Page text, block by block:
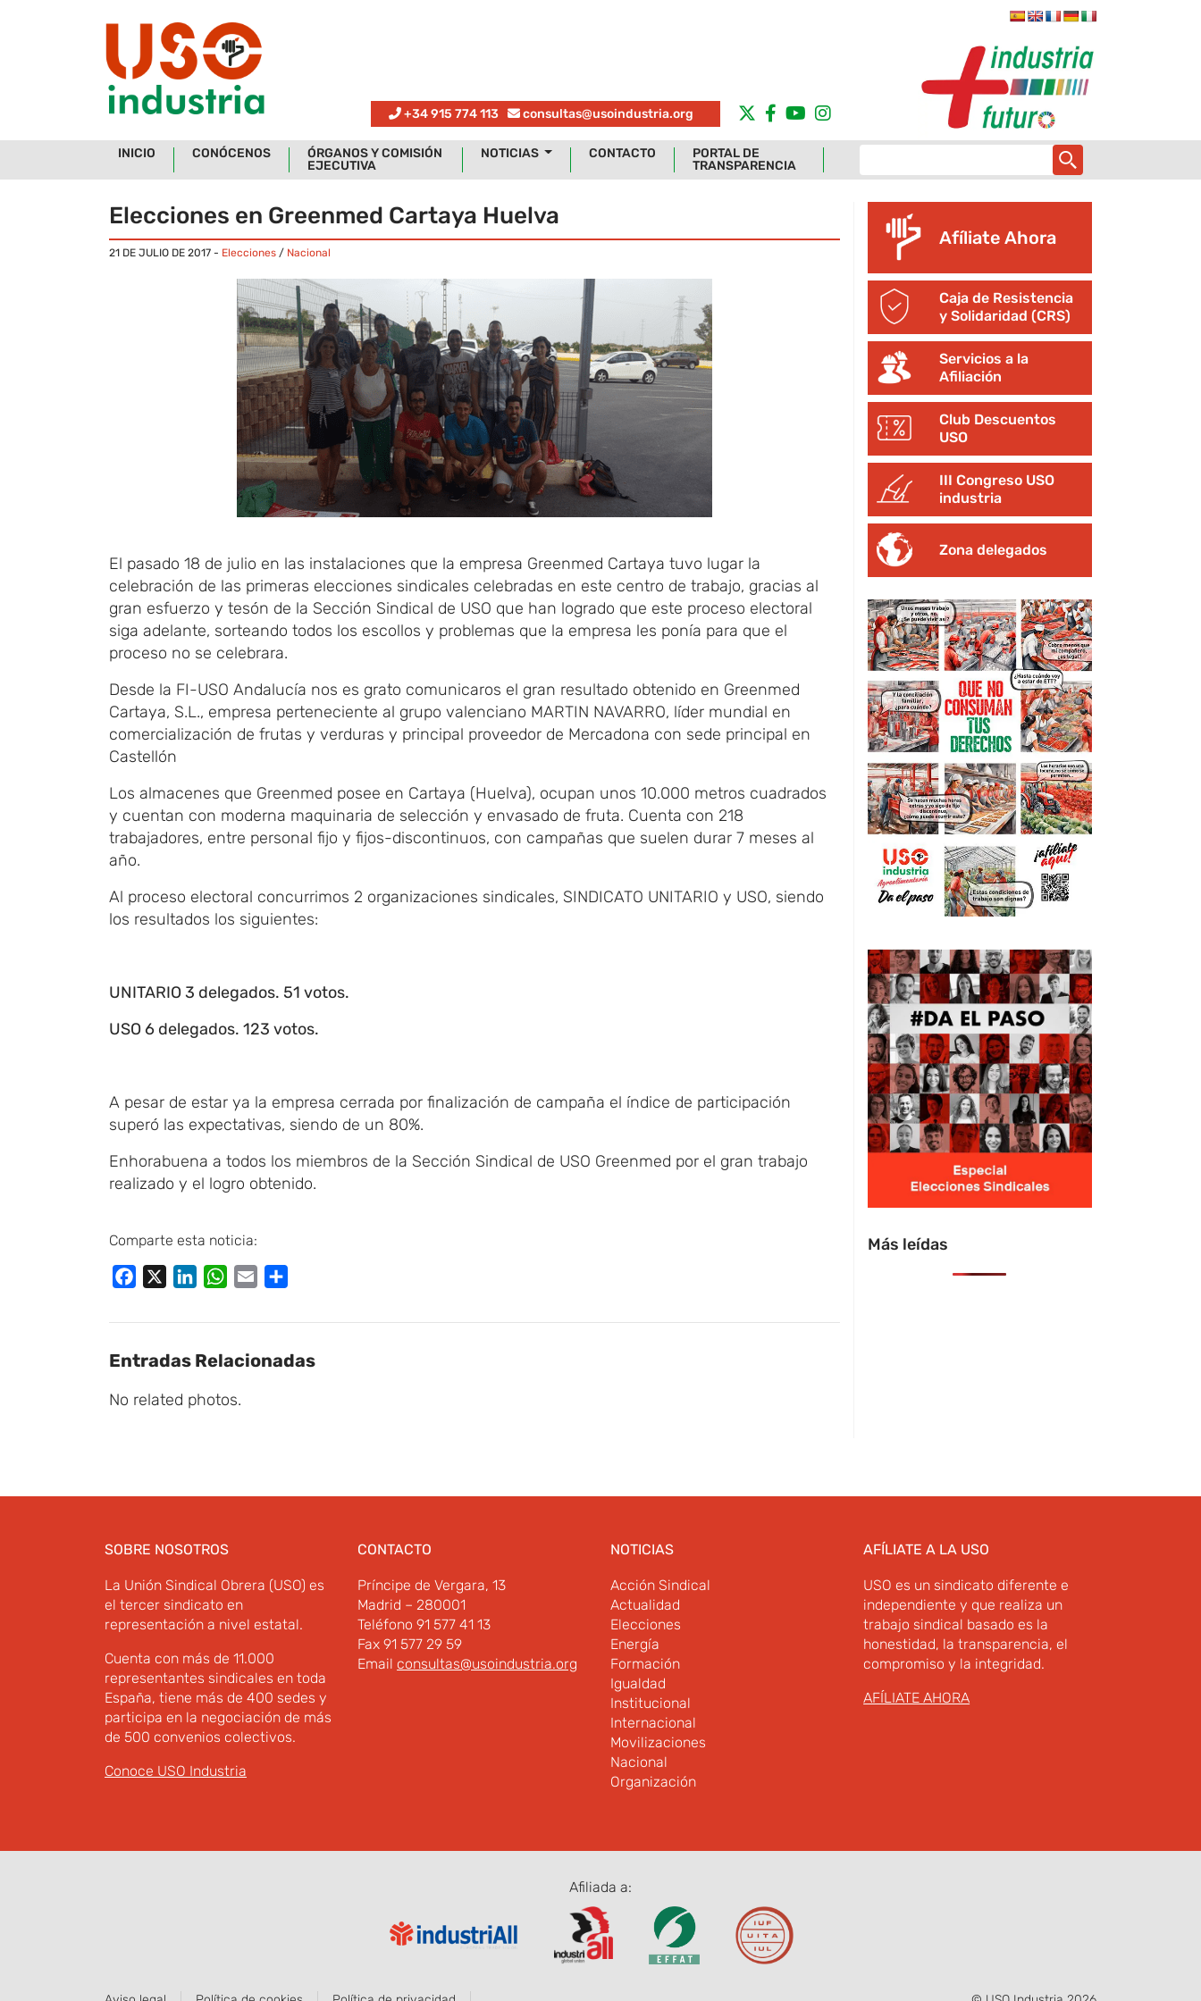
+34 915 774 113 consultas@usoindustria.org
INICIO CONÓCENOS
ÓRGANOS Y COMISIÓN
EJECUTIVA
NOTICIAS CONTACTO
PORTAL DE
TRANSPARENCIA
Elecciones en Greenmed Cartaya Huelva
21 DE JULIO DE 2017 - Elecciones / Nacional
El pasado 18 de julio en las instalaciones que la empresa Greenmed Cartaya tuvo lugar la
celebración de las primeras elecciones sindicales celebradas en este centro de trabajo, gracias al
gran esfuerzo y tesón de la Sección Sindical de USO que han logrado que este proceso electoral
siga adelante, sorteando todos los escollos y problemas que la empresa les ponía para que el
proceso no se celebrara.
Desde la FI-USO Andalucía nos es grato comunicaros el gran resultado obtenido en Greenmed
Cartaya, S.L., empresa perteneciente al grupo valenciano MARTIN NAVARRO, líder mundial en
comercialización de frutas y verduras y principal proveedor de Mercadona con sede principal en
Castellón
Los almacenes que Greenmed posee en Cartaya (Huelva), ocupan unos 10.000 metros cuadrados
y cuentan con moderna maquinaria de selección y envasado de fruta. Cuenta con 218
trabajadores, entre personal fijo y fijos-discontinuos, con campañas que suelen durar 7 meses al
año.
Al proceso electoral concurrimos 2 organizaciones sindicales, SINDICATO UNITARIO y USO, siendo
los resultados los siguientes:
UNITARIO 3 delegados. 51 votos.
USO 6 delegados. 123 votos.
A pesar de estar ya la empresa cerrada por finalización de campaña el índice de participación
superó las expectativas, siendo de un 80%.
Enhorabuena a todos los miembros de la Sección Sindical de USO Greenmed por el gran trabajo
realizado y el logro obtenido.
Comparte esta noticia:
Facebook LinkedInWhatsApp
Email
Entradas Relacionadas
No related photos.
Afíliate Ahora
Caja de Resistencia
y Solidaridad (CRS)
Servicios a la
Afiliación
Club Descuentos
USO
III Congreso USO
industria
Zona delegados
Más leídas
SOBRE NOSOTROS
La Unión Sindical Obrera (USO) es
el tercer sindicato en
representación a nivel estatal.
Cuenta con más de 11.000
representantes sindicales en toda
España, tiene más de 400 sedes y
participa en la negociación de más
de 500 convenios colectivos.
Conoce USO Industria
CONTACTO
Príncipe de Vergara, 13
Madrid – 280001
Teléfono 91 577 41 13
Fax 91 577 29 59
Email consultas@usoindustria.org
NOTICIAS
Acción Sindical
Actualidad
Elecciones
Energía
Formación
Igualdad
Institucional
Internacional
Movilizaciones
Nacional
Organización
AFÍLIATE A LA USO
USO es un sindicato diferente e
independiente y que realiza un
trabajo sindical basado es la
honestidad, la transparencia, el
compromiso y la integridad.
AFÍLIATE AHORA
Afiliada a: